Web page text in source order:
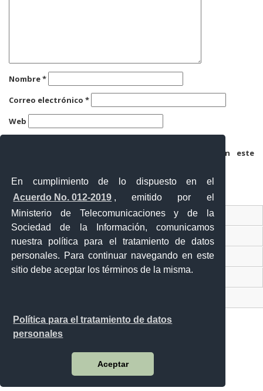
En cumplimiento de lo dispuesto en el
Acuerdo No. 012-2019 , emitido por el
Ministerio de Telecomunicaciones y de la
Sociedad de la Información, comunicamos
nuestra política para el tratamiento de datos
personales. Para continuar navegando en este
sitio debe aceptar los términos de la misma.
Política para el tratamiento de datos
personales
Aceptar
Nombre*
Correo electrónico *
Web
Guarda mi nombre, correo electrónico y web en este
Ventanilla Única Virtual
Ventanilla Única de Comercio Exterior
Gobierno Abierto
Malecón y Aguirre
Guayaquil - Ecuador